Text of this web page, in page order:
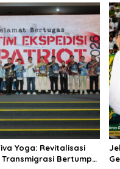
Yoga: Revitalisasi
Transmigrasi Bertumpu